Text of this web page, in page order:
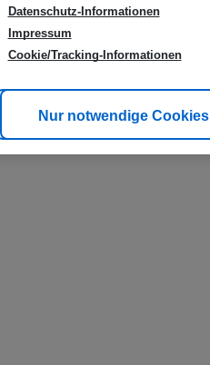
Datenschutz-Informationen
Impressum
Cookie/Tracking-Informationen
Cookie anpassen
Nur notwendige Cookies